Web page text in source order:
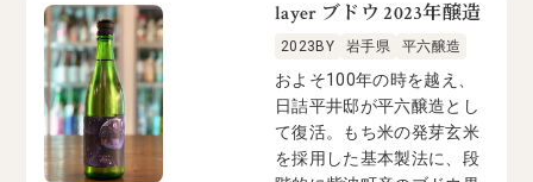
layer ブドウ 2023年醸造
2023BY 岩手県 平六醸造
およそ100年の時を越え、
日詰平井邸が平六醸造とし
て復活。もち米の発芽玄米
を採用した基本製法に、段